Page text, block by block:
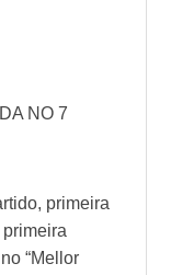
NO 7
primeira
“Mellor